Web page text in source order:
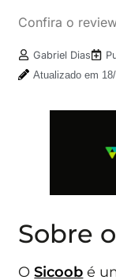
Confira o
Gabriel Dias
Atualizado em
Sobre
OSicoob é